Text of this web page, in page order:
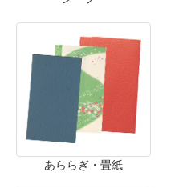
あららぎ・畳紙